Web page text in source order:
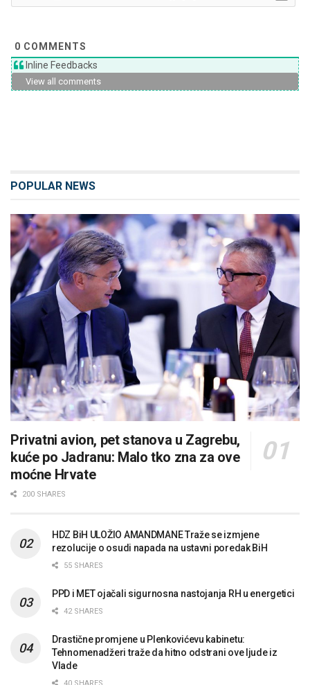
0 COMMENTS
Inline Feedbacks
View all comments
POPULAR NEWS
Privatni avion, pet stanova u Zagrebu,
kuće po Jadranu: Malo tko zna za ove
moćne Hrvate
200 SHARES
HDZ BiH ULOŽIO AMANDMANE Traže se izmjene
rezolucije o osudi napada na ustavni poredak BiH
55 SHARES
PPD i MET ojačali sigurnosna nastojanja RH u energetici
42 SHARES
Drastične promjene u Plenkovićevu kabinetu:
Tehnomenadžeri traže da hitno odstrani ove ljude iz
Vlade
40 SHARES